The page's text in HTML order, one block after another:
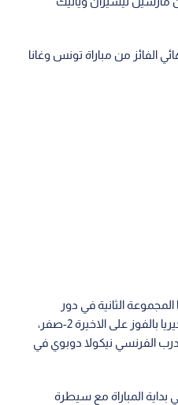
الفائز من مباراة تونس وغانا
الثانية في دور
المجموعات برصيد 7 نقاط أمام نيجيريا بالفوز على الاخيرة 2-صفر،
الفرنسي نيكولا دوبوي في
المباراة مع سيطرة